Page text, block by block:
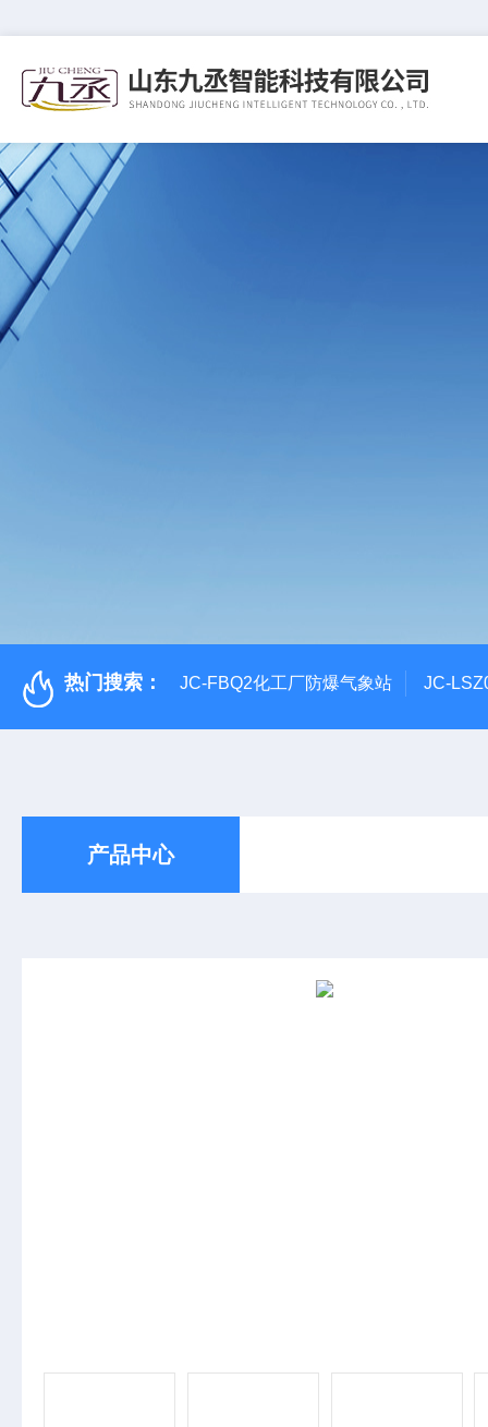
热门搜索： JC-FBQ2化工厂防爆气象站 JC-
产品中心